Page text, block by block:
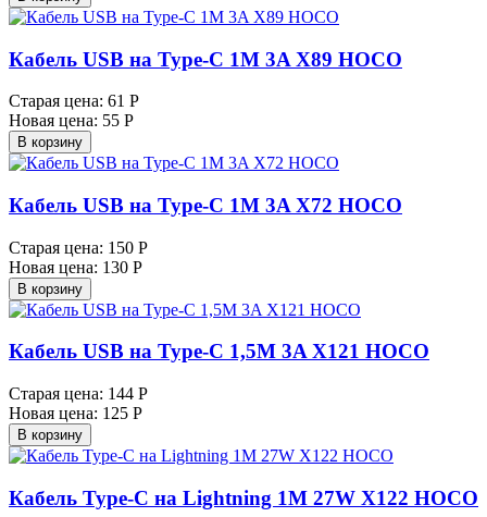
Кабель USB на Type-C 1M 3A X89 HOCO
Старая цена: 61 Р
Новая цена: 55 Р
В корзину
Кабель USB на Type-C 1M 3A X72 HOCO
Старая цена: 150 Р
Новая цена: 130 Р
В корзину
Кабель USB на Type-C 1,5M 3A X121 HOCO
Старая цена: 144 Р
Новая цена: 125 Р
В корзину
Кабель Type-C на Lightning 1M 27W X122 HOCO